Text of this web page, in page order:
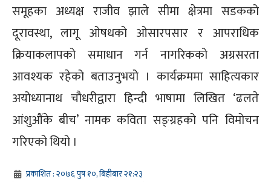
समूहका अध्यक्ष राजीव झाले सीमा क्षेत्रमा सडकको
दूरावस्था, लागू ओषधको ओसारपसार र आपराधिक
क्रियाकलापको समाधान गर्न नागरिकको अग्रसरता
आवश्यक रहेको बताउनुभयो । कार्यक्रममा साहित्यकार
अयोध्यानाथ चौधरीद्वारा हिन्दी भाषामा लिखित ‘ढलते
आंशुऔंके बीच’ नामक कविता सङ्ग्रहको पनि विमोचन
गरिएको थियो ।
प्रकाशित : २०७६ पुष १०, बिहीबार २१:२३